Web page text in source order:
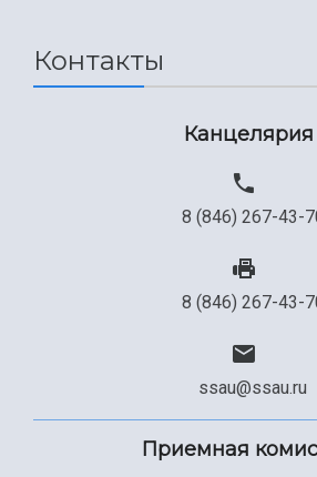
Официальные документы
Контакты
Канцелярия
8 (846) 267-43-
8 (846) 267-43-
ssau@ssau.ru
Приемная